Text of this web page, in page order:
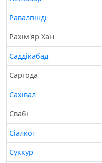
Равалпінді
Рахім'яр Хан
Саддікабад
Саргода
Сахівал
Свабі
Сіалкот
Суккур